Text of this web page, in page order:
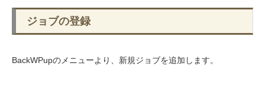
ジョブの登録
BackWPupのメニューより、新規ジョブを追加します。